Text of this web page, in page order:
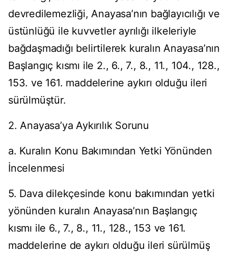
devredilemezliği, Anayasa’nın bağlayıcılığı ve
üstünlüğü ile kuvvetler ayrılığı ilkeleriyle
bağdaşmadığı belirtilerek kuralın Anayasa’nın
Başlangıç kısmı ile 2., 6., 7., 8., 11., 104., 128.,
153. ve 161. maddelerine aykırı olduğu ileri
sürülmüştür.
2. Anayasa’ya Aykırılık Sorunu
a. Kuralın Konu Bakımından Yetki Yönünden
İncelenmesi
5. Dava dilekçesinde konu bakımından yetki
yönünden kuralın Anayasa’nın Başlangıç
kısmı ile 6., 7., 8., 11., 128., 153 ve 161.
maddelerine de aykırı olduğu ileri sürülmüş